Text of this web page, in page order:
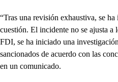
“Tras una revisión exhaustiva, se
cuestión. El incidente no se ajusta a
FDI, se ha iniciado una
sancionados de acuerdo con las
en un comunicado.